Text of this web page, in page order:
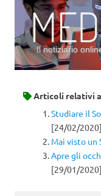
Il notiziario
Articoli relativi a
Studiare il
[24/02/2020]
Mai visto un
Apre gli
[29/01/2020]